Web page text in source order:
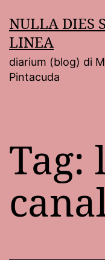
al
contenuto
NULLA DIES
LINEA
diarium (blog) di
Pintacuda
Tag: